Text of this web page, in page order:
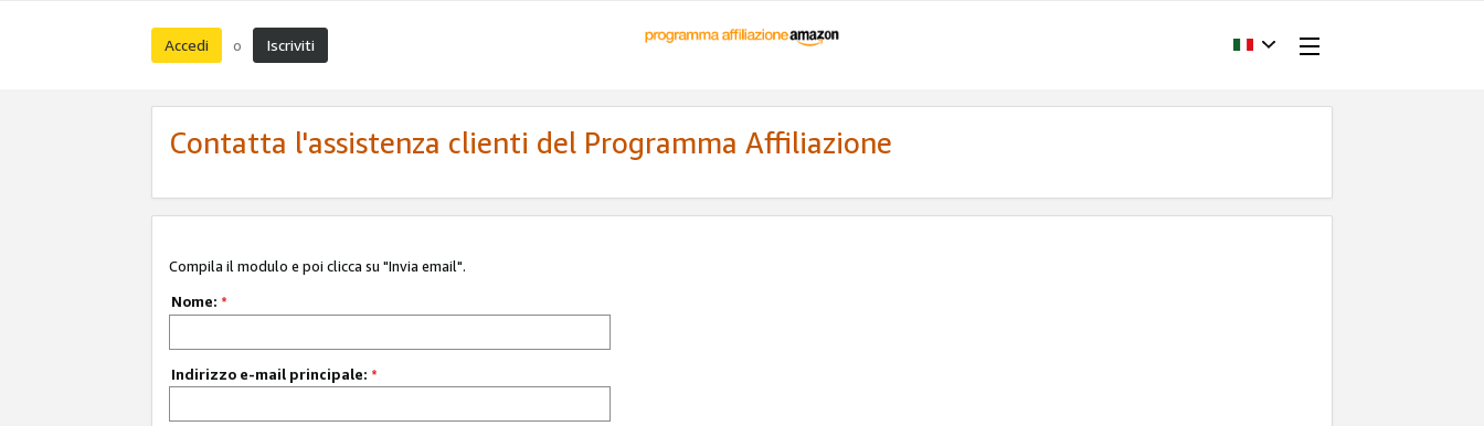
Accedi o Iscriviti
Contatta l'assistenza clienti del Programma Affiliazione
Compila il modulo e poi clicca su "Invia email".
Nome: *
Indirizzo e-mail principale: *